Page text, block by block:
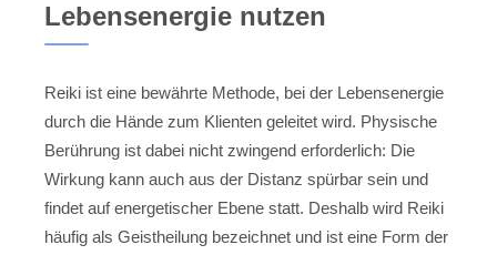
Lebensenergie nutzen
Reiki ist eine bewährte Methode, bei der Lebensenergie
durch die Hände zum Klienten geleitet wird. Physische
Berührung ist dabei nicht zwingend erforderlich: Die
Wirkung kann auch aus der Distanz spürbar sein und
findet auf energetischer Ebene statt. Deshalb wird Reiki
häufig als Geistheilung bezeichnet und ist eine Form der